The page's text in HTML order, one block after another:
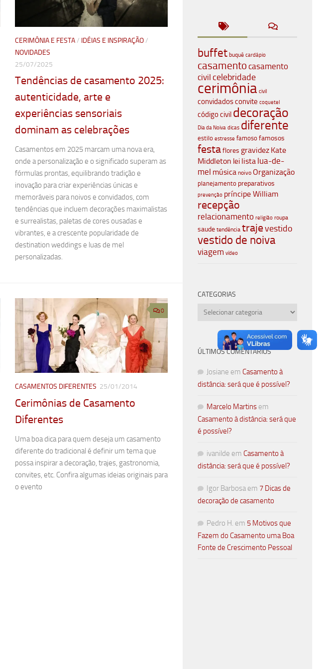
CERIMÔNIA E FESTA/ IDÉIAS E INSPIRAÇÃO/
NOVIDADES
25/07/2025
Tendências de casamento 2025:
autenticidade, arte e
experiências sensoriais
dominam as celebrações
Casamentos em 2025 marcam uma nova era,
onde a personalização e o significado superam as
fórmulas prontas, equilibrando tradição e
inovação para criar experiências únicas e
memoráveis para noivos e convidados, com
tendências que incluem decorações maximalistas
e surrealistas, paletas de cores ousadas e
vibrantes, e a crescente popularidade de
destination weddings e luas de mel
personalizadas.
0
CASAMENTOS DIFERENTES 25/01/2014
Cerimônias de Casamento
Diferentes
Uma boa dica para quem deseja um casamento
diferente do tradicional é definir um tema que
possa inspirar a decoração, trajes, gastronomia,
convites, etc. Confira algumas ideias originais para
o evento
buffet buquê cardápio
casamento casamento
civil celebridade
cerimônia civil
convidadosconvite coquetel
código civil decoração
Dia da Noiva dicas diferente
estilo estresse famoso famosos
festaflores gravidez Kate
Middleton lei lista lua-de-
mel música noivo Organização
planejamento preparativos
prevenção príncipe William
recepção
relacionamento religião roupa
saude tendência trajevestido
vestido de noiva
viagem vídeo
CATEGORIAS
Categorias
ÚLTIMOS COMENTÁRIOS
Josiane em Casamento à
distância: será que é possível?
Marcelo Martins em
Casamento à distância: será que
é possível?
ivanilde em Casamento à
distância: será que é possível?
Igor Barbosa em 7 Dicas de
decoração de casamento
Pedro H. em 5 Motivos que
Fazem do Casamento uma Boa
Fonte de Crescimento Pessoal